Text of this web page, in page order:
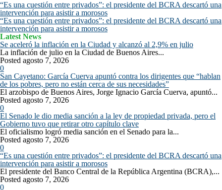
“Es una cuestión entre privados”: el presidente del BCRA descartó una
intervención para asistir a morosos
“Es una cuestión entre privados”: el presidente del BCRA descartó una
intervención para asistir a morosos
Latest News
Se aceleró la inflación en la Ciudad y alcanzó al 2,9% en julio
La inflación de julio en la Ciudad de Buenos Aires...
Posted agosto 7, 2026
0
San Cayetano: García Cuerva apuntó contra los dirigentes que “hablan
de los pobres, pero no están cerca de sus necesidades”
El arzobispo de Buenos Aires, Jorge Ignacio García Cuerva, apuntó...
Posted agosto 7, 2026
0
El Senado le dio media sanción a la ley de propiedad privada, pero el
Gobierno tuvo que retirar otro capítulo clave
El oficialismo logró media sanción en el Senado para la...
Posted agosto 7, 2026
0
“Es una cuestión entre privados”: el presidente del BCRA descartó una
intervención para asistir a morosos
El presidente del Banco Central de la República Argentina (BCRA),...
Posted agosto 7, 2026
0